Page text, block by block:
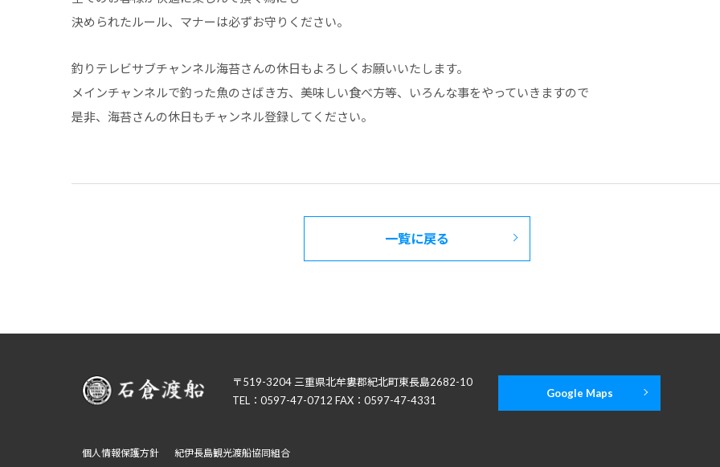
決められたルール、マナーは必ずお守りください。
釣りテレビサブチャンネル海苔さんの休日もよろしくお願いいたします。
メインチャンネルで釣った魚のさばき方、美味しい食べ方等、いろんな事をやっていきますので
是非、海苔さんの休日もチャンネル登録してください。
一覧に戻る
〒519-3204 三重県北牟婁郡紀北町東長島2682-10
TEL：0597-47-0712 FAX：0597-47-4331
Google Maps
個人情報保護方針 紀伊長島観光渡船協同組合